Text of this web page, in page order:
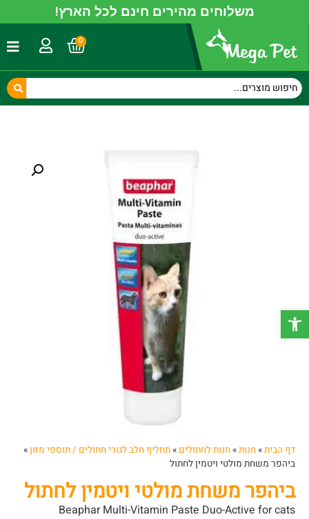
פתח סרגל נגישות
משלוחים מהירים חינם לכל הארץ!
0
דף הבית»חנות»חנות לחתולים »תחליף חלב לגורי חתולים / תוספי מזון»
ביהפר משחת מולטי ויטמין לחתול
ביהפר משחת מולטי ויטמין לחתול
Beaphar Multi-Vitamin Paste Duo-Active for cats